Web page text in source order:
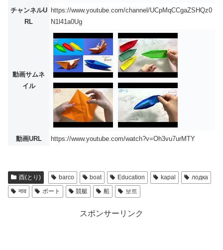
チャンネルU
RL
https://www.youtube.com/channel/UCpMqCCgaZSHQz0
N1l41a0Ug
動画サムネ
イル
動画URL https://www.youtube.com/watch?v=Oh3vu7urMTY
酉(とり) barco boat Education kapal
лодка
नाव
ボート 競艇 船 보트
スポンサーリンク